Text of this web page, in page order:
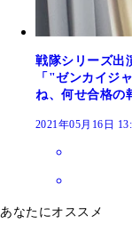
戦隊シリーズ出
「"ゼンカイジ
ね、何せ合格の
2021年05月16日
あなたにオススメ